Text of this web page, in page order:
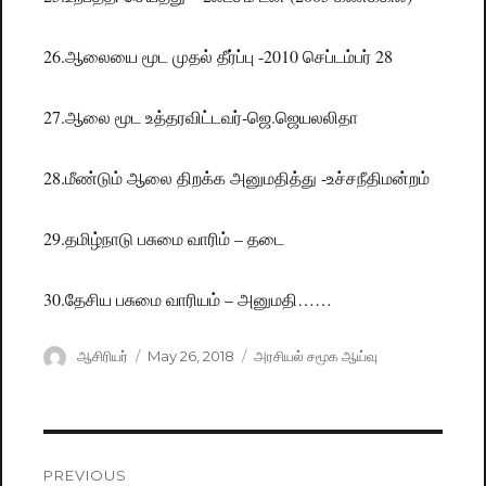
26.ஆலையை மூட முதல் தீர்ப்பு -2010 செப்டம்பர் 28
27.ஆலை மூட உத்தரவிட்டவர்-ஜெ.ஜெயலலிதா
28.மீண்டும் ஆலை திறக்க அனுமதித்து -உச்சநீதிமன்றம்
29.தமிழ்நாடு பசுமை வாரிம் – தடை
30.தேசிய பசுமை வாரியம் – அனுமதி……
Author
ஆசிரியர்
Posted
May 26, 2018 Categories
அரசியல் சமூக ஆய்வு
PREVIOUS